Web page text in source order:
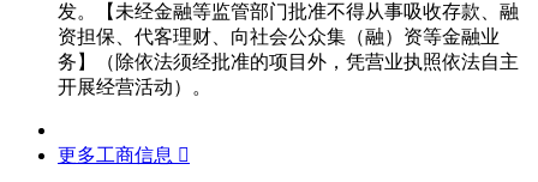
发。【未经金融等监管部门批准不得从事吸收存款、融
资担保、代客理财、向社会公众集（融）资等金融业
务】（除依法须经批准的项目外，凭营业执照依法自主
开展经营活动）。
更多工商信息 